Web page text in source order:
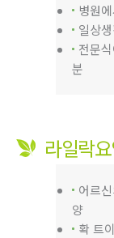
병원
일상
전문
분
라일락
어르
양
확 트